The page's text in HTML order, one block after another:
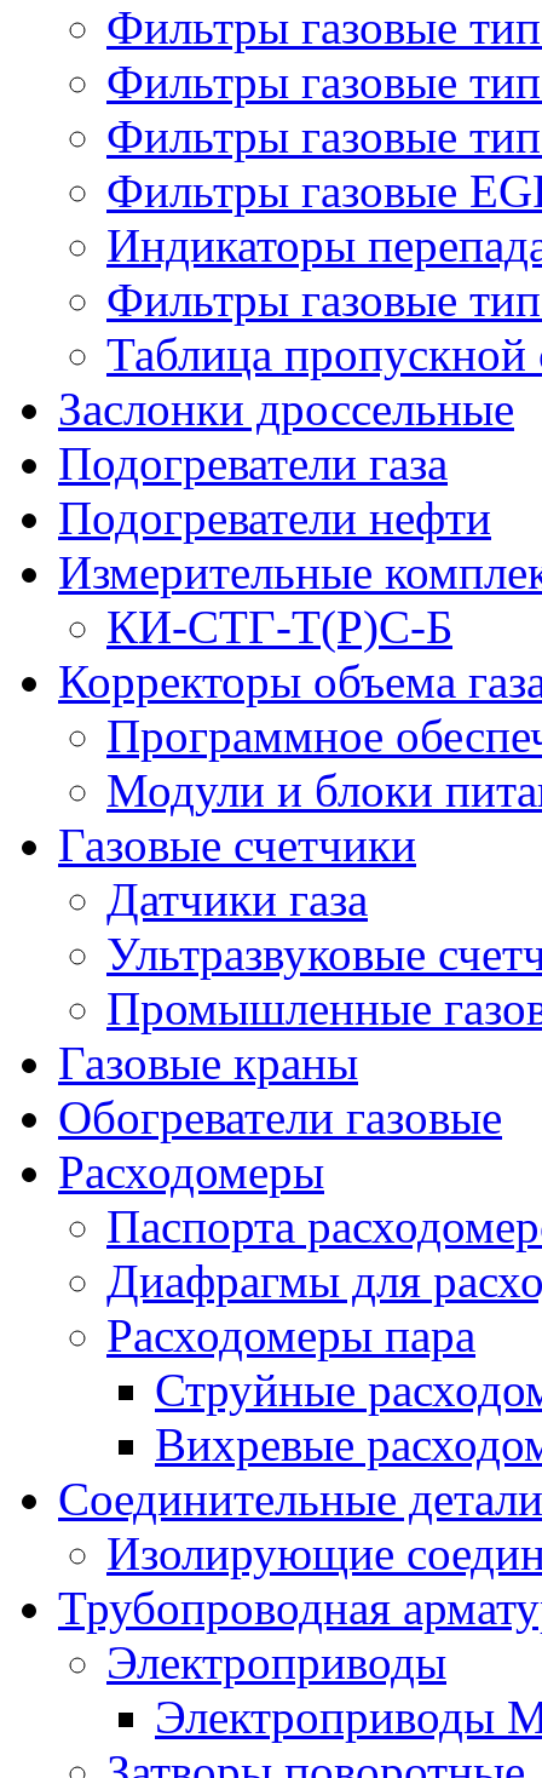
Фильтры газовые
Фильтры газовые
Фильтры газовые
Фильтры газовые
Индикаторы
Фильтры газовые
Таблица пропускной
Заслонки дроссельные
Подогреватели газа
Подогреватели нефти
Измерительные
КИ-СТГ-Т(Р)С-Б
Корректоры объема
Программное
Модули и блоки
Газовые счетчики
Датчики газа
Ультразвуковые
Промышленные
Газовые краны
Обогреватели газовые
Расходомеры
Паспорта
Диафрагмы для
Расходомеры пара
Струйные
Вихревые
Соединительные детали
Изолирующие
Трубопроводная
Электроприводы
Электроприводы